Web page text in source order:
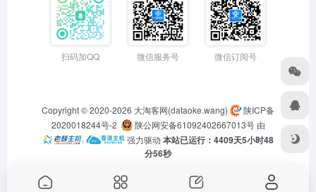
扫码加QQ 微信服务号 微信订阅号
Copyright © 2020-2026 大淘客网(dataoke.wang)
陕ICP备
2020018244号-2
陕公网安备61092402667013号由
·
强力驱动 本站已运行：4409天5小时48
分56秒